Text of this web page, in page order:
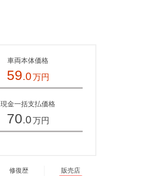
車両本体価格
59.0万円
現金一括支払価格
70.0万円
修復歴
販売店